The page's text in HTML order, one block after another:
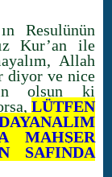
Resulünün
Kur’an ile
Allah
diyor ve nice
olsun ki
LÜTFEN
MAHŞER
SAFINDA